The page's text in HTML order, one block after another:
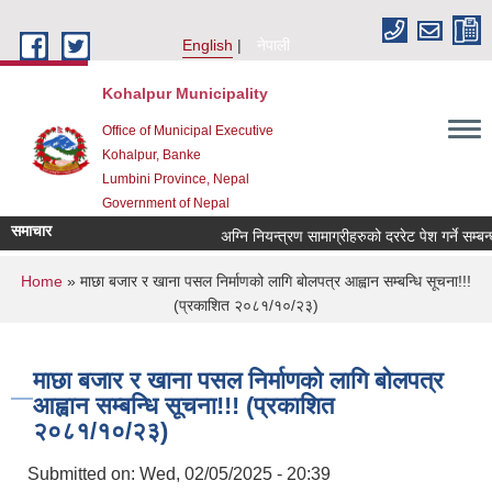
English
नेपाली
Kohalpur Municipality
Office of Municipal Executive
Kohalpur, Banke
Lumbini Province, Nepal
Government of Nepal
समाचार
You are here
Home » माछा बजार र खाना पसल निर्माणको लागि बोलपत्र आह्वान सम्बन्धि सूचना!!!
(प्रकाशित २०८१/१०/२३)
माछा बजार र खाना पसल निर्माणको लागि बोलपत्र
आह्वान सम्बन्धि सूचना!!! (प्रकाशित
२०८१/१०/२३)
Submitted on: Wed, 02/05/2025 - 20:39